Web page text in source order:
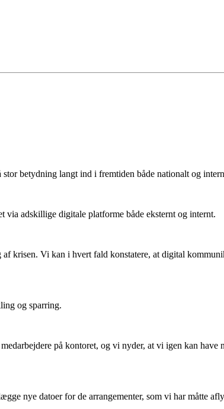
betydning langt ind i fremtiden både nationalt og
via adskillige digitale platforme både eksternt og internt.
krisen. Vi kan i hvert fald konstatere, at digital
og sparring.
på kontoret, og vi nyder, at vi igen kan have
nye datoer for de arrangementer, som vi har måtte